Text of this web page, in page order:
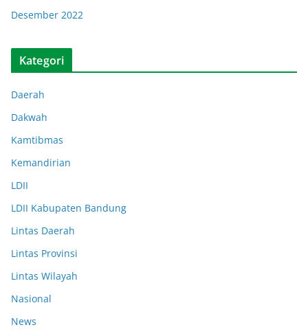
Desember 2022
Kategori
Daerah
Dakwah
Kamtibmas
Kemandirian
LDII
LDII Kabupaten Bandung
Lintas Daerah
Lintas Provinsi
Lintas Wilayah
Nasional
News